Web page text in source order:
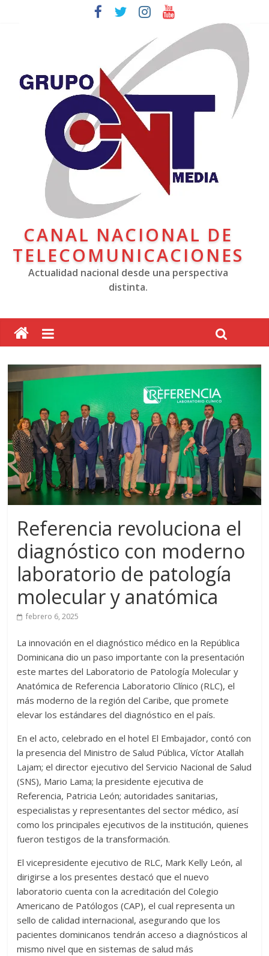
CANAL NACIONAL DE
TELECOMUNICACIONES
Actualidad nacional desde una perspectiva
distinta.
Referencia revoluciona el
diagnóstico con moderno
laboratorio de patología
molecular y anatómica
febrero 6, 2025
La innovación en el diagnóstico médico en la República
Dominicana dio un paso importante con la presentación
este martes del Laboratorio de Patología Molecular y
Anatómica de Referencia Laboratorio Clínico (RLC), el
más moderno de la región del Caribe, que promete
elevar los estándares del diagnóstico en el país.
En el acto, celebrado en el hotel El Embajador, contó con
la presencia del Ministro de Salud Pública, Víctor Atallah
Lajam; el director ejecutivo del Servicio Nacional de Salud
(SNS), Mario Lama; la presidente ejecutiva de
Referencia, Patricia León; autoridades sanitarias,
especialistas y representantes del sector médico, así
como los principales ejecutivos de la institución, quienes
fueron testigos de la transformación.
El vicepresidente ejecutivo de RLC, Mark Kelly León, al
dirigirse a los presentes destacó que el nuevo
laboratorio cuenta con la acreditación del Colegio
Americano de Patólogos (CAP), el cual representa un
sello de calidad internacional, asegurando que los
pacientes dominicanos tendrán acceso a diagnósticos al
mismo nivel que en sistemas de salud más